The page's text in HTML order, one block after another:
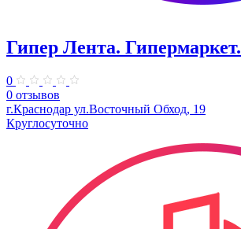
Гипер Лента. Гипермаркет.
0
0 отзывов
г.Краснодар ул.Восточный Обход, 19
Круглосуточно